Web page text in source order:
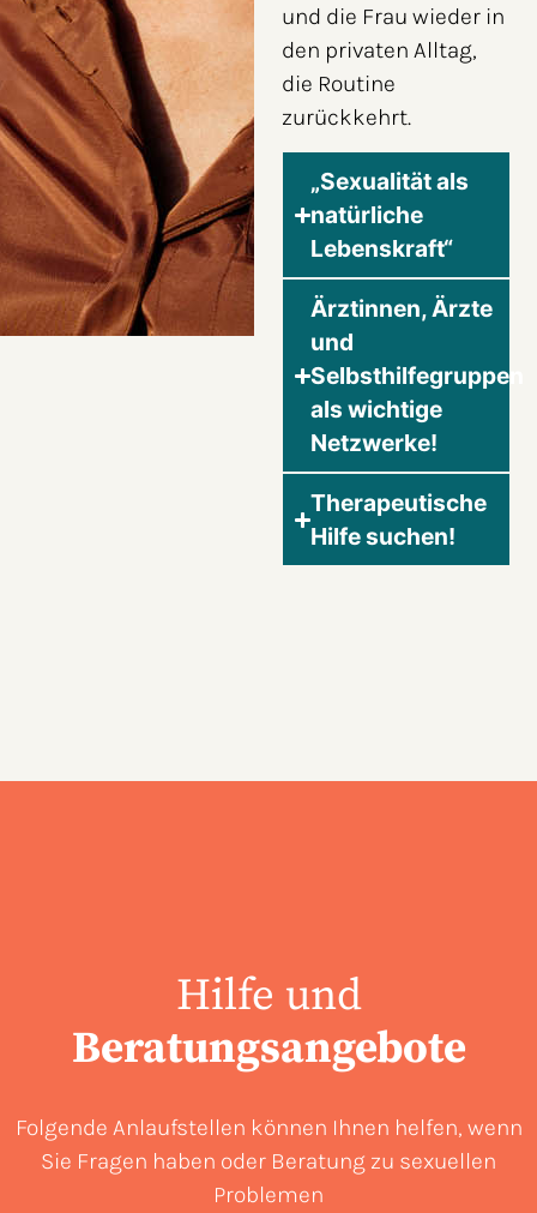
und die Frau wieder in
den privaten Alltag,
die Routine
zurückkehrt.
„Sexualität als
natürliche
Lebenskraft“
Ärztinnen, Ärzte
und
Selbsthilfegruppen
als wichtige
Netzwerke!
Therapeutische
Hilfe suchen!
Hilfe und
Beratungsangebote
Folgende Anlaufstellen können Ihnen helfen, wenn
Sie Fragen haben oder Beratung zu sexuellen
Problemen